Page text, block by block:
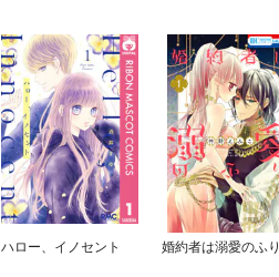
ハロー、イノセント 婚約者は溺愛のふり